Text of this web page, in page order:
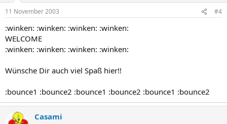
11 November 2003 #4
:winken: :winken: :winken: :winken:
WELCOME
:winken: :winken: :winken: :winken:
Wünsche Dir auch viel Spaß hier!!
:bounce1 :bounce2 :bounce1 :bounce2 :bounce1 :bounce2
Casami